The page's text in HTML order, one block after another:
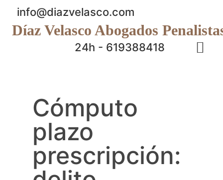
info@diazvelasco.com
Díaz Velasco Abogados
24h - 619388418
Cómputo
plazo
prescripción: